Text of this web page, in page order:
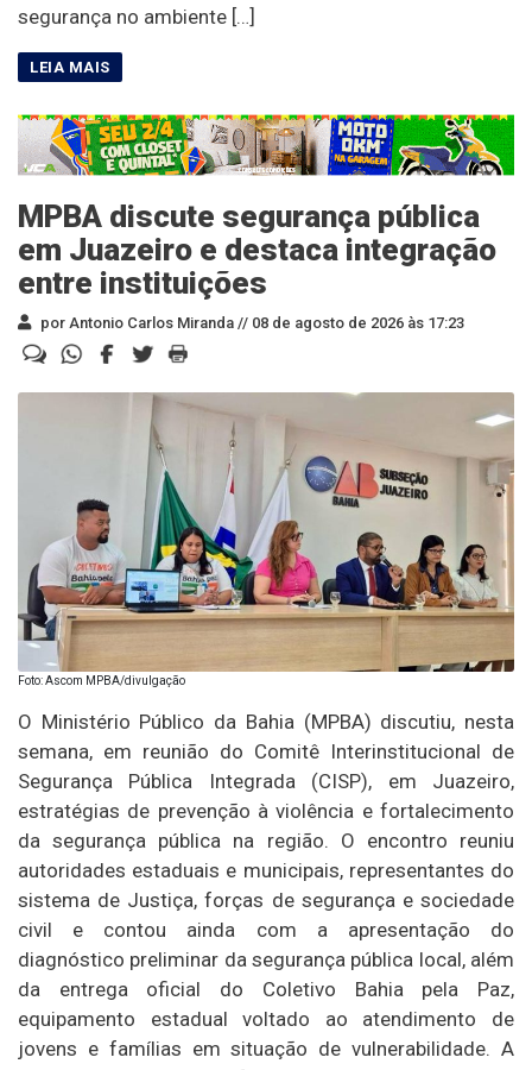
segurança no ambiente […]
MPBA discute segurança pública
em Juazeiro e destaca integração
entre instituições
por Antonio Carlos Miranda // 08 de agosto de 2026 às 17:23
Foto: Ascom MPBA/divulgação
O Ministério Público da Bahia (MPBA) discutiu, nesta
semana, em reunião do Comitê Interinstitucional de
Segurança Pública Integrada (CISP), em Juazeiro,
estratégias de prevenção à violência e fortalecimento
da segurança pública na região. O encontro reuniu
autoridades estaduais e municipais, representantes do
sistema de Justiça, forças de segurança e sociedade
civil e contou ainda com a apresentação do
diagnóstico preliminar da segurança pública local, além
da entrega oficial do Coletivo Bahia pela Paz,
equipamento estadual voltado ao atendimento de
jovens e famílias em situação de vulnerabilidade. A